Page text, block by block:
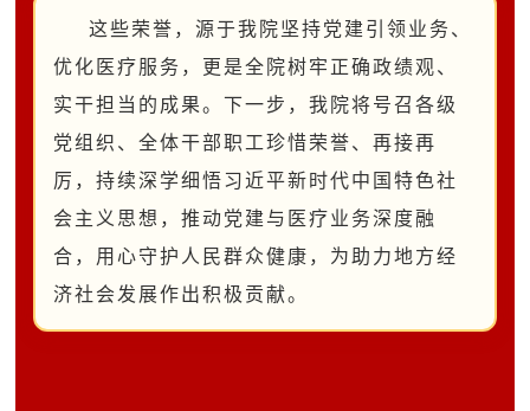
这些荣誉，源于我院坚持党建引领业务、
优化医疗服务，更是全院树牢正确政绩观、
实干担当的成果。下一步，我院将号召各级
党组织、全体干部职工珍惜荣誉、再接再
厉，持续深学细悟习近平新时代中国特色社
会主义思想，推动党建与医疗业务深度融
合，用心守护 人民群众健康，为 助力地方经
济社会发展作出积极贡献。